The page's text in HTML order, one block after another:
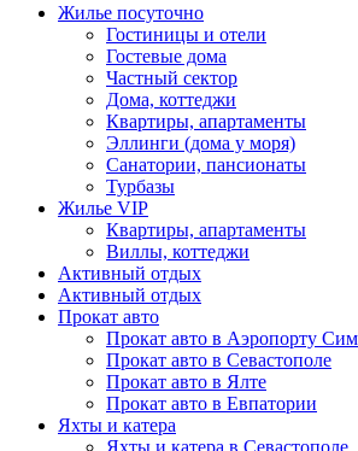
Жилье посуточно
Гостиницы и отели
Гостевые дома
Частный сектор
Дома, коттеджи
Квартиры, апартаменты
Эллинги (дома у моря)
Санатории, пансионаты
Турбазы
Жилье VIP
Квартиры, апартаменты
Виллы, коттеджи
Активный отдых
Активный отдых
Прокат авто
Прокат авто в Аэропорту
Прокат авто в Севастополе
Прокат авто в Ялте
Прокат авто в Евпатории
Яхты и катера
Яхты и катера в Севастополе